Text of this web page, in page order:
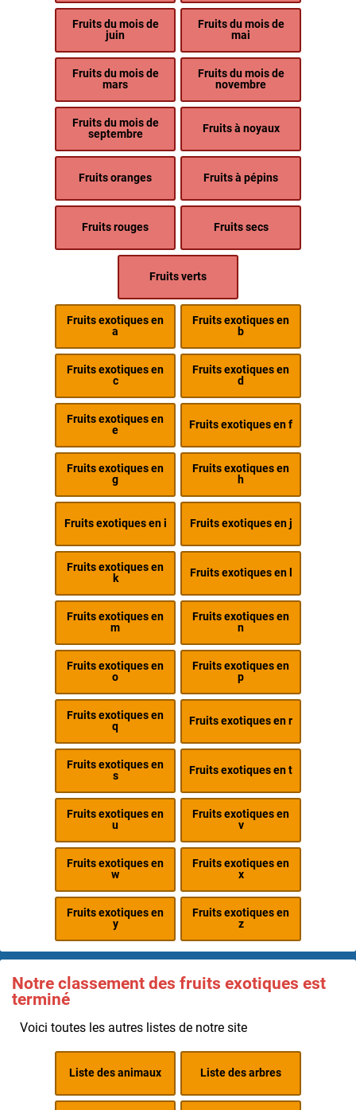
Fruits du mois de
juin
Fruits du mois de
mai
Fruits du mois de
mars
Fruits du mois de
novembre
Fruits du mois de
septembre
Fruits à noyaux
Fruits oranges Fruits à pépins
Fruits rouges Fruits secs
Fruits verts
Fruits exotiques en
a
Fruits exotiques en
b
Fruits exotiques en
c
Fruits exotiques en
d
Fruits exotiques en
e
Fruits exotiques en f
Fruits exotiques en
g
Fruits exotiques en
h
Fruits exotiques en i Fruits exotiques en j
Fruits exotiques en
k
Fruits exotiques en l
Fruits exotiques en
m
Fruits exotiques en
n
Fruits exotiques en
o
Fruits exotiques en
p
Fruits exotiques en
q
Fruits exotiques en r
Fruits exotiques en
s
Fruits exotiques en t
Fruits exotiques en
u
Fruits exotiques en
v
Fruits exotiques en
w
Fruits exotiques en
x
Fruits exotiques en
y
Fruits exotiques en
z
Notre classement des fruits exotiques est
terminé
Voici toutes les autres listes de notre site
Liste des animaux Liste des arbres